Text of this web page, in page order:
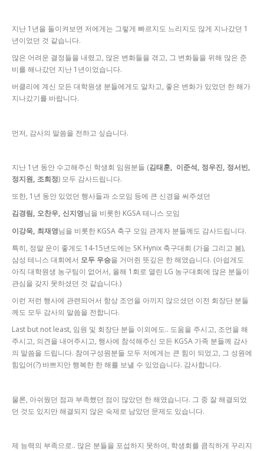
지난 1년을 돌이켜보면 저에게는 그렇게 빠르지도 느리지도 않게 지나갔던 1
년이었던 것 같습니다.
많은 어려운 결정들을 내렸고, 많은 변화들을 겪고, 그 변화들을 위해 많은 준
비를 해나갔던 지난 1년이었습니다.
버클리에 계신 모든 대학원생 분들에게도 알차고, 좋은 변화가 있었던 한 해가
지나갔기를 바랍니다.
먼저, 감사의 말씀을 전하고 싶습니다.
지난 1년 동안 수고해주신 학생회 임원분들 (김태훈, 이준석, 정우진, 정서빈,
정지원, 조희정) 모두 감사드립니다.
또한, 1년 동안 있었던 행사들과 소모임 등에 큰 신경을 써주셨던
김경림, 오찬우, 신지영님을 비롯한 KGSA 테니스 모임
이강욱, 최재영님을 비롯한 KGSA 축구 모임 관계자 분들께도 감사드립니다.
특히, 정말 운이 좋게도 14-15년도에는 SK Hynix 축구대회 (가을 그리고 봄),
삼성 테니스 대회에서 모두 우승을 거머쥔 뜻깊은 한 해였습니다. (아쉽게도
아직 대학원생 농구팀이 없어서, 올해 1회로 열린 LG 농구대회에 많은 분들이
관심을 갖지 못하셨던 것 같습니다.)
이런 저런 행사에 관련되어서 항상 조언을 아끼지 않으셨던 이전 회장단 분들
께도 모두 감사의 말씀을 전합니다.
Last but not least, 임원 및 회장단 분들 이외에도.. 도움을 주시고, 조언을 해
주시고, 의견을 내어주시고, 행사에 참석해주신 모든 KGSA 가족 분들께 감사
의 말씀을 드립니다. 참여구성원분들 모두 저에게는 큰 힘이 되었고, 그 성원에
힘입어(?) 바쁘지만 행복한 한 해를 보낼 수 있었습니다. 감사합니다.
물론, 아쉬웠던 점과 부족했던 점이 많았던 한 해였습니다. 그 중 잘 해결되었
던 것도 있지만 해결되지 않은 숙제로 남았던 문제도 있습니다.
제 능력의 부족으로.. 많은 분들을 포섭하지 못하여, 학생회를 큼직하게 꾸리지